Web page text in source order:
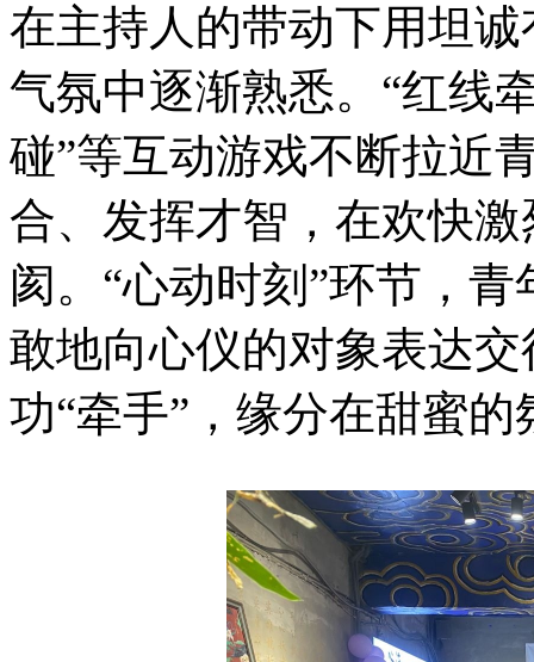
在主持人的带动下用坦
气氛中逐渐熟悉。“红线
碰”等互动游戏不断拉近
合、发挥才智，在欢快
阂。“心动时刻”环节，
敢地向心仪的对象表达
功“牵手”，缘分在甜蜜